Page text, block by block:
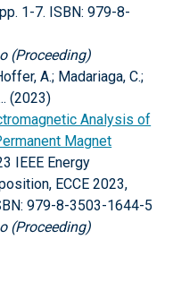
1-7. ISBN: 979-8-
(Proceeding)
A.; Madariaga, C.;
(2023)
Analysis of
Magnet
IEEE Energy
ECCE 2023,
979-8-3503-1644-5
(Proceeding)